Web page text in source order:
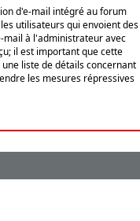
d'e-mail intégré au forum
utilisateurs qui envoient des
mail à l'administrateur avec
il est important que cette
liste de détails concernant
les mesures répressives